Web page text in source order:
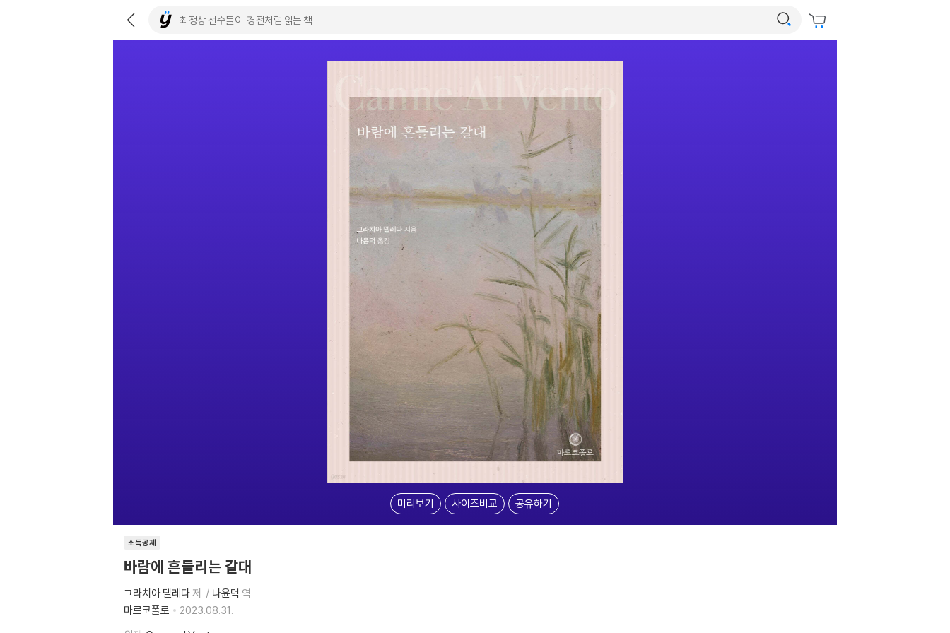
미리보기 사이즈비교 공유하기
소득공제
바람에 흔들리는 갈대
그라치아 델레다저 나윤덕 역
마르코폴로
2023.08.31.